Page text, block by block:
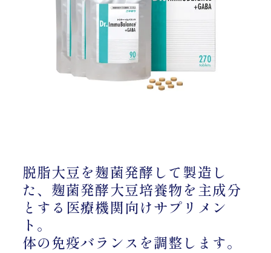
脱脂大豆を麹菌発酵して製造し
た、麹菌発酵大豆培養物を主成分
とする医療機関向けサプリメン
ト。
体の免疫バランスを調整します。